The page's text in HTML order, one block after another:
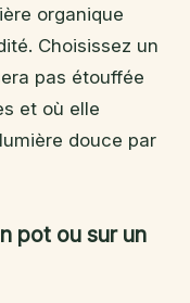
organique
Choisissez un
pas étouffée
et où elle
douce par
pot ou sur un